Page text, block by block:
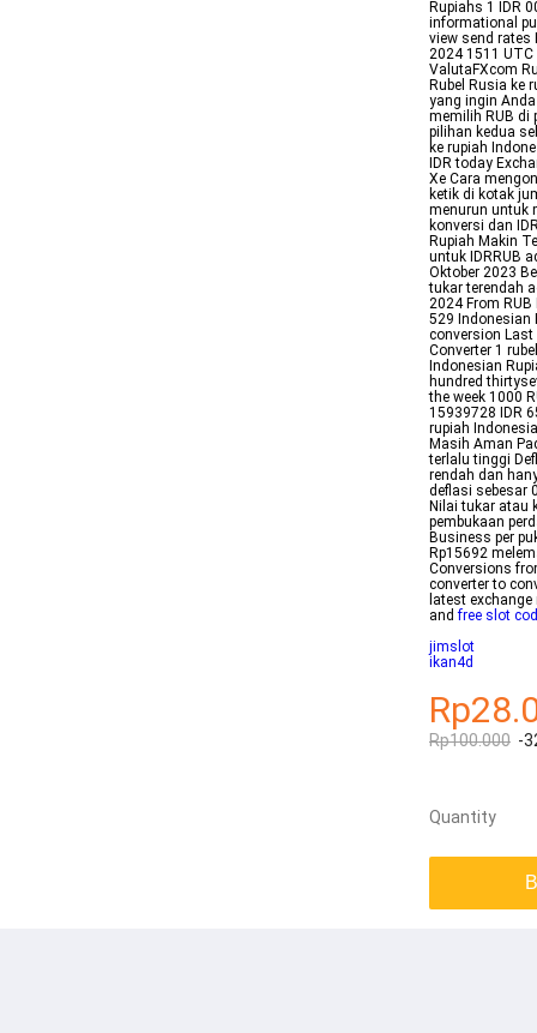
Rupiahs 1 IDR
informational
view send rates
2024 1511 UTC
ValutaFXcom
Rubel Rusia ke
yang ingin
memilih RUB di
pilihan kedua
ke rupiah
IDR today
Xe Cara
ketik di kotak
menurun untuk
konversi dan
Rupiah Makin
untuk IDRRUB
Oktober 2023
tukar terendah
2024 From
529 Indonesian
conversion Last
Converter 1
Indonesian
hundred
the week 1000
15939728 IDR
rupiah
Masih Aman
terlalu tinggi
rendah dan
deflasi sebesar
Nilai tukar atau
pembukaan
Business per
Rp15692
Conversions
converter to
latest
andfree slot
jimslot
ikan4d
Rp100.000 -
Quantity